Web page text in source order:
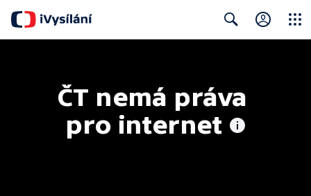
ČT nemá práva
pro internet